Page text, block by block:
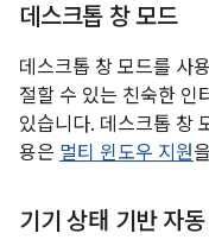
데스크톱 창 모드
데스크톱 창 모드를 사
절할 수 있는 친숙한 인
있습니다. 데스크톱 창
용은 멀티 윈도우 지원
기기 상태 기반 자